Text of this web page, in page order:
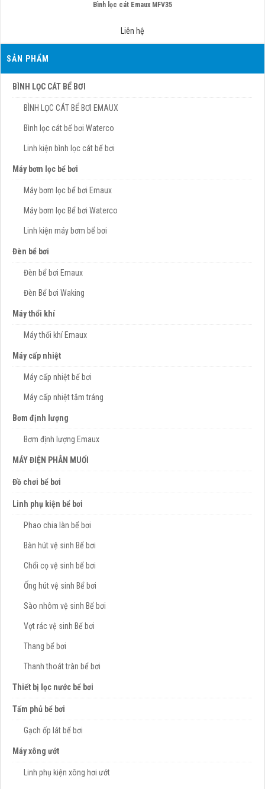
Bình lọc cát Emaux MFV35
Liên hệ
SẢN PHẨM
BÌNH LỌC CÁT BỂ BƠI
BÌNH LỌC CÁT BỂ BƠI EMAUX
Bình lọc cát bể bơi Waterco
Linh kiện bình lọc cát bể bơi
Máy bơm lọc bể bơi
Máy bơm lọc bể bơi Emaux
Máy bơm lọc Bể bơi Waterco
Linh kiện máy bơm bể bơi
Đèn bể bơi
Đèn bể bơi Emaux
Đèn Bể bơi Waking
Máy thổi khí
Máy thổi khí Emaux
Máy cấp nhiệt
Máy cấp nhiệt bể bơi
Máy cấp nhiệt tắm tráng
Bơm định lượng
Bơm định lượng Emaux
MÁY ĐIỆN PHÂN MUỐI
Đồ chơi bể bơi
Linh phụ kiện bể bơi
Phao chia làn bể bơi
Bàn hút vệ sinh Bể bơi
Chổi cọ vệ sinh bể bơi
Ống hút vệ sinh Bể bơi
Sào nhôm vệ sinh Bể bơi
Vợt rác vệ sinh Bể bơi
Thang bể bơi
Thanh thoát tràn bể bơi
Thiết bị lọc nước bể bơi
Tấm phủ bể bơi
Gạch ốp lát bể bơi
Máy xông ướt
Linh phụ kiện xông hơi ướt